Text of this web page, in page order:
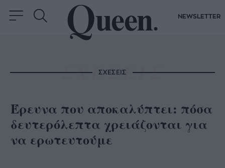
NEWSLETTER
ΣΧΕΣΕΙΣ
Έρευνα που αποκαλύπτει: πόσα
δευτερόλεπτα χρειάζονται για
να ερωτευτούμε